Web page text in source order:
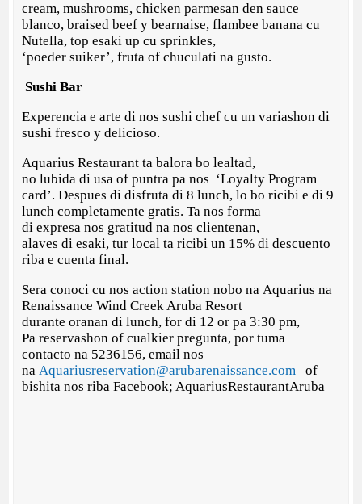
cream, mushrooms, chicken parmesan den sauce
blanco, braised beef y bearnaise, flambee banana cu
Nutella, top esaki up cu sprinkles,
‘poeder suiker’, fruta of chuculati na gusto.
Sushi Bar
Experencia e arte di nos sushi chef cu un variashon di
sushi fresco y delicioso.
Aquarius Restaurant ta balora bo lealtad,
no lubida di usa of puntra pa nos ‘Loyalty Program
card’. Despues di disfruta di 8 lunch, lo bo ricibi e di 9
lunch completamente gratis. Ta nos forma
di expresa nos gratitud na nos clientenan,
alaves di esaki, tur local ta ricibi un 15% di descuento
riba e cuenta final.
Sera conoci cu nos action station nobo na Aquarius na
Renaissance Wind Creek Aruba Resort
durante oranan di lunch, for di 12 or pa 3:30 pm,
Pa reservashon of cualkier pregunta, por tuma
contacto na 5236156, email nos
na Aquariusreservation@arubarenaissance.com of
bishita nos riba Facebook; AquariusRestaurantAruba